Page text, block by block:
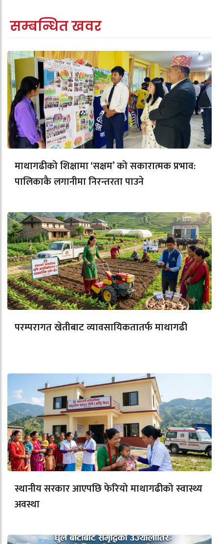
सम्बन्धित खवर
माथागढीको शिक्षामा ‘सक्षम’ को सकारात्मक प्रभाव:
पालिकाकै लगानीमा निरन्तरता पाउने
परम्परागत खेतीबाट व्यावसायिकतातर्फ माथागढी
स्थानीय सरकार आएपछि फेरियो माथागढीको स्वास्थ्य
अवस्था